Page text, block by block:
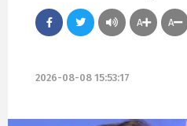
A A
2026-08-08 15:53:17